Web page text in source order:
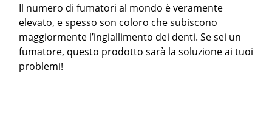
Il numero di fumatori al mondo è veramente
elevato, e spesso son coloro che subiscono
maggiormente l’ingiallimento dei denti. Se sei un
fumatore, questo prodotto sarà la soluzione ai tuoi
problemi!